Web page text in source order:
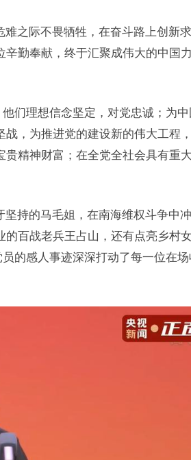
之际不畏牺牲，在奋斗路上创新
勤奉献，终于汇聚成伟大的中国
们理想信念坚定，对党忠诚；为
，为推进党的建设新的伟大工程
精神财富；在全党全社会具有重大
持的马毛姐，在南海维权斗争中
百战老兵王占山，还有点亮乡村
的感人事迹深深打动了每一位在场